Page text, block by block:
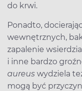
do krwi.
Ponadto,
wewnętrznych,
zapalenie
i inne bardzo
aureus wydziela
mogą być